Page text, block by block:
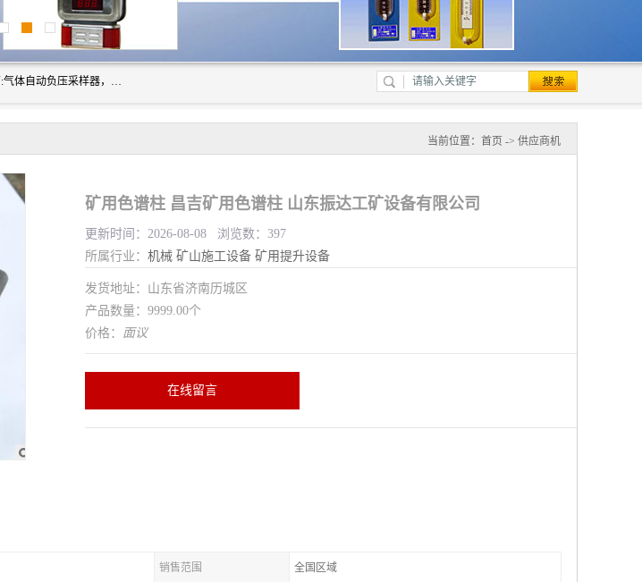
山东振达工矿设备有限公司是集科研开发、生产加工、电子商务为一体的技术型企业,公司主营:气体自动负压采样器，矿灯,光干涉甲烷测定器及其校验仪,甲烷报警仪及其校验装置,甲烷传感器校验装置,粉尘校验装置,煤尘爆炸校验装置,高压水表,三点测径规,圆型规,钢规磨耗仪,第四种检查器,内距尺,轮径尺,样板等铁路配件仪表,矿用设备等产品.
当前位置： 首页 -> 供应商机
矿用色谱柱 昌吉矿用色谱柱 山东振达工矿设备有限公司
更新时间：2026-08-08 浏览数：397
所属行业： 机械 矿山施工设备 矿用提升设备
发货地址：山东省济南历城区
产品数量：9999.00个
价格： 面议
在线留言
销售范围 全国区域